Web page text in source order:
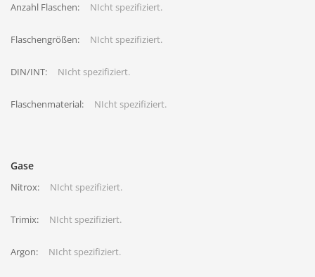
Anzahl Flaschen: NIcht spezifiziert.
Flaschengrößen: NIcht spezifiziert.
DIN/INT: NIcht spezifiziert.
Flaschenmaterial: NIcht spezifiziert.
Gase
Nitrox: NIcht spezifiziert.
Trimix: NIcht spezifiziert.
Argon: NIcht spezifiziert.